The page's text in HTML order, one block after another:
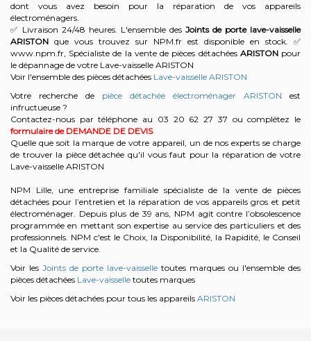
dont vous avez besoin pour la réparation de vos appareils
électroménagers.
✅ Livraison 24/48 heures. L'ensemble des Joints de porte lave-vaisselle
ARISTON que vous trouvez sur NPM.fr est disponible en stock. ✅
www.npm.fr, Spécialiste de la vente de pièces détachées ARISTONpour
le dépannage de votre Lave-vaisselle ARISTON
Voir l'ensemble des pièces détachées Lave-vaisselle ARISTON
Votre recherche de pièce détachée électroménager ARISTON est
infructueuse ?
Contactez-nous par téléphone au 03 20 62 27 37 ou complétez le
formulaire de DEMANDE DE DEVIS
Quelle que soit la marque de votre appareil, un de nos experts se charge
de trouver la pièce détachée qu'il vous faut pour la réparation de votre
Lave-vaisselle ARISTON
NPM Lille, une entreprise familiale spécialiste de la vente de pièces
détachées pour l’entretien et la réparation de vos appareils gros et petit
électroménager. Depuis plus de 39 ans, NPM agit contre l’obsolescence
programmée en mettant son expertise au service des particuliers et des
professionnels. NPM c'est le Choix, la Disponibilité, la Rapidité, le Conseil
et la Qualité de service.
Voir les Joints de porte lave-vaisselle toutes marques ou l'ensemble des
pièces détachées Lave-vaisselle toutes marques
Voir les pièces détachées pour tous les appareils ARISTON